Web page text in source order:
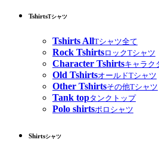
TshirtsTシャツ
Tshirts AllTシャツ全て
Rock TshirtsロックTシャツ
Character Tshirtsキャラク
Old TshirtsオールドTシャツ
Other Tshirtsその他Tシャツ
Tank topタンクトップ
Polo shirtsポロシャツ
Shirtsシャツ